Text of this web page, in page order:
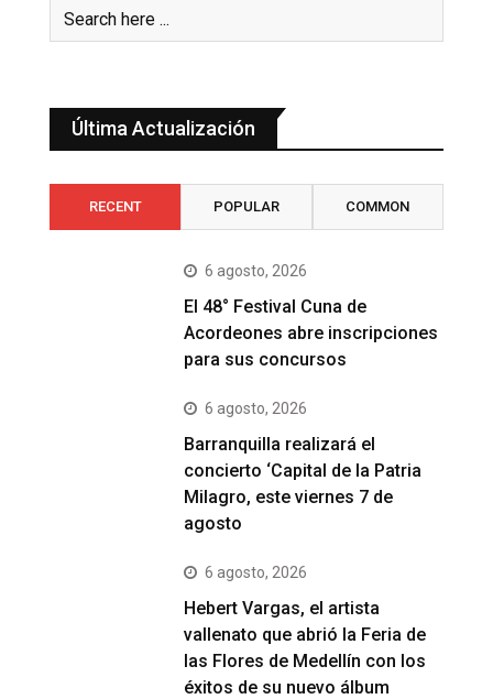
Última Actualización
RECENT POPULAR COMMON
6 agosto, 2026
El 48° Festival Cuna de
Acordeones abre inscripciones
para sus concursos
6 agosto, 2026
Barranquilla realizará el
concierto ‘Capital de la Patria
Milagro, este viernes 7 de
agosto
6 agosto, 2026
Hebert Vargas, el artista
vallenato que abrió la Feria de
las Flores de Medellín con los
éxitos de su nuevo álbum